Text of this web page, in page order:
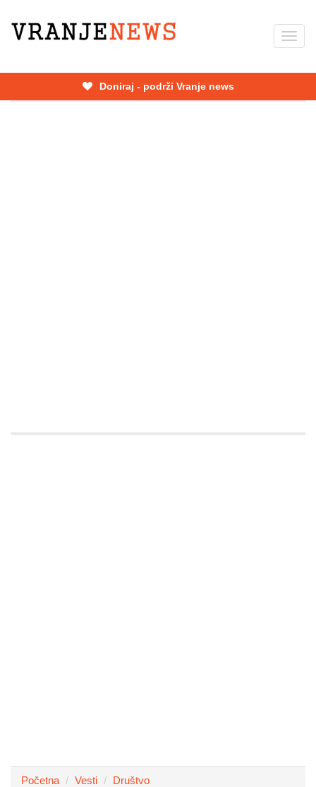
Skip
Doniraj - podrži Vranje news
Početna Vesti
Društvo